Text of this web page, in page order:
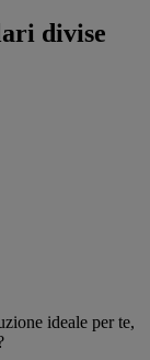
divise
ideale per te,